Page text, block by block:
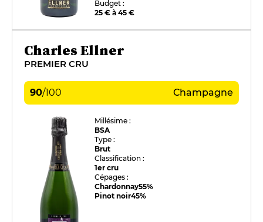
Budget :
25 € à 45 €
Charles Ellner
PREMIER CRU
90/100 Champagne
Millésime :
BSA
Type :
Brut
Classification :
1er cru
Cépages :
Chardonnay55%
Pinot noir45%